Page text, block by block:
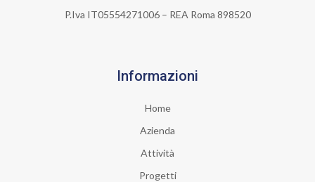
P.Iva IT05554271006 – REA Roma 898520
Informazioni
Home
Azienda
Attività
Progetti